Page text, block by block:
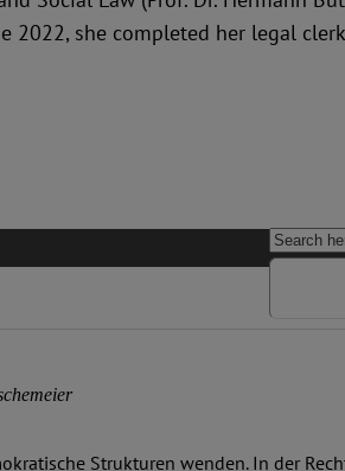
2022, she completed her legal
Strukturen wenden. In der